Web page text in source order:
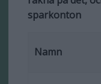
sparkonton
Namn